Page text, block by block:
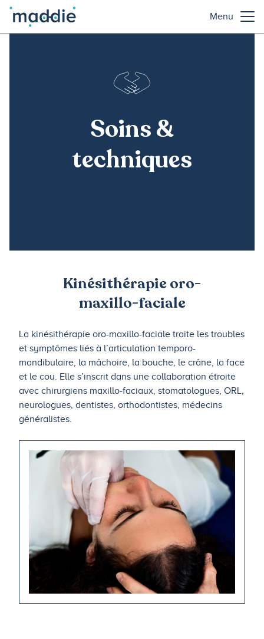
Menu
Soins &
techniques
Kinésithérapie oro-
maxillo-faciale
La kinésithérapie oro-maxillo-faciale traite les troubles
et symptômes liés à l’articulation temporo-
mandibulaire, la mâchoire, la bouche, le crâne, la face
et le cou. Elle s’inscrit dans une collaboration étroite
avec chirurgiens maxillo-faciaux, stomatologues, ORL,
neurologues, dentistes, orthodontistes, médecins
généralistes.